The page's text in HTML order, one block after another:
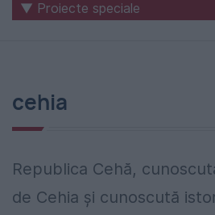
internaționale
-
Evenimentul
Zilei
▼ Proiecte speciale
cehia
Republica Cehă,
de Cehia și cunoscută